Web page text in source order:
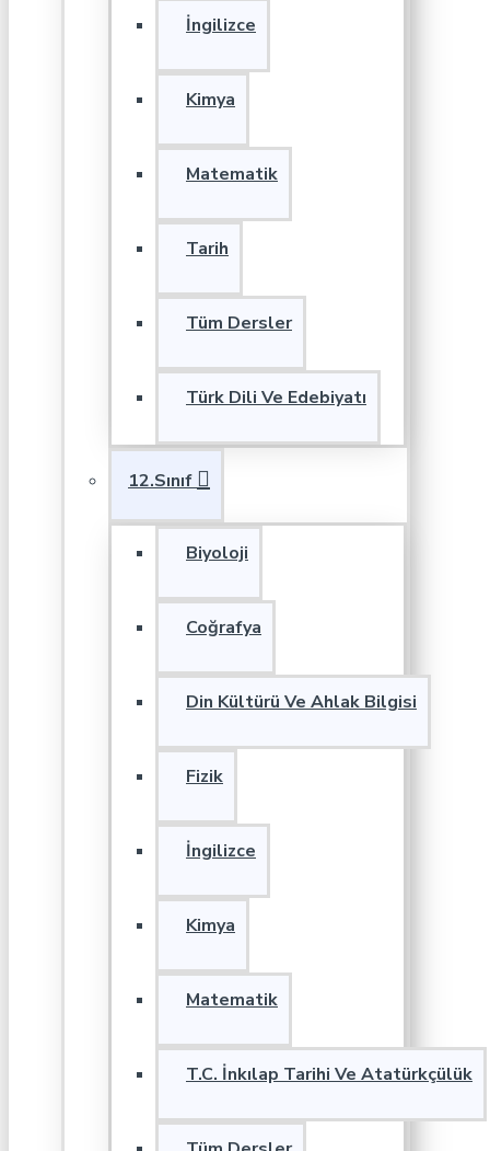
İngilizce
Kimya
Matematik
Tarih
Tüm Dersler
Türk Dili Ve Edebiyatı
12.Sınıf
Biyoloji
Coğrafya
Din Kültürü Ve Ahlak Bilgisi
Fizik
İngilizce
Kimya
Matematik
T.C. İnkılap Tarihi Ve Atatürkçülük